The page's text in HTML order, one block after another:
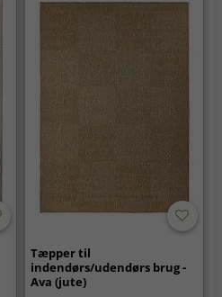
Tæpper til
indendørs/udendørs brug -
Ava (jute)